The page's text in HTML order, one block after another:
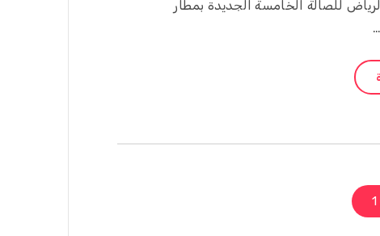
للصالة الخامسة الجديدة بمطار